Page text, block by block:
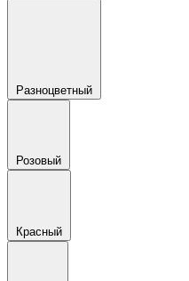
Разноцветный
Розовый
Красный